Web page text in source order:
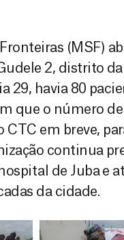
(MSF)
2, distrito
29, havia 80
que o número
em breve,
continua
de Juba e
da cidade.